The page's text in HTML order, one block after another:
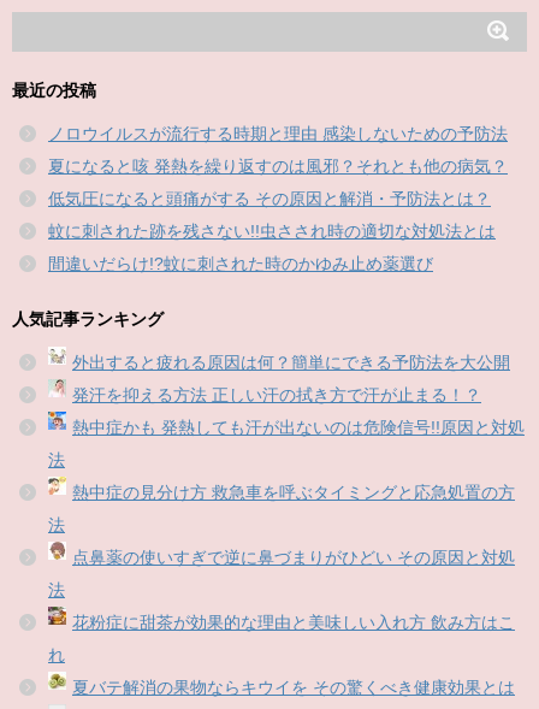
最近の投稿
ノロウイルスが流行する時期と理由 感染しないための予防法
夏になると咳 発熱を繰り返すのは風邪？それとも他の病気？
低気圧になると頭痛がする その原因と解消・予防法とは？
蚊に刺された跡を残さない!!虫さされ時の適切な対処法とは
間違いだらけ!?蚊に刺された時のかゆみ止め薬選び
人気記事ランキング
外出すると疲れる原因は何？簡単にできる予防法を大公開
発汗を抑える方法 正しい汗の拭き方で汗が止まる！？
熱中症かも 発熱しても汗が出ないのは危険信号!!原因と対処
法
熱中症の見分け方 救急車を呼ぶタイミングと応急処置の方
法
点鼻薬の使いすぎで逆に鼻づまりがひどい その原因と対処
法
花粉症に甜茶が効果的な理由と美味しい入れ方 飲み方はこ
れ
夏バテ解消の果物ならキウイを その驚くべき健康効果とは